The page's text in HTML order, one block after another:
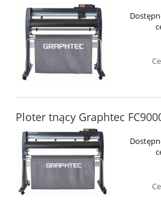
Ploter tnący Graphtec